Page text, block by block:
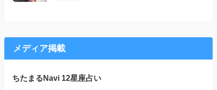
メディア掲載
ちたまるNavi 12星座占い